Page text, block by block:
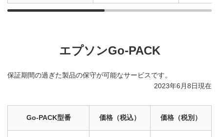
エプソンGo-PACK
保証期間の過ぎた製品の保守が可能なサービスです。
2023年6月8日現在
Go-PACK型番 価格（税込） 価格（税別）